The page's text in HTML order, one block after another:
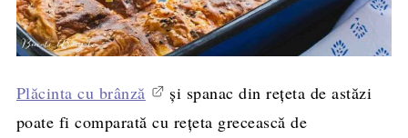
Plăcinta cu brânză
și spanac din rețeta de astăzi
poate fi comparată cu rețeta grecească de